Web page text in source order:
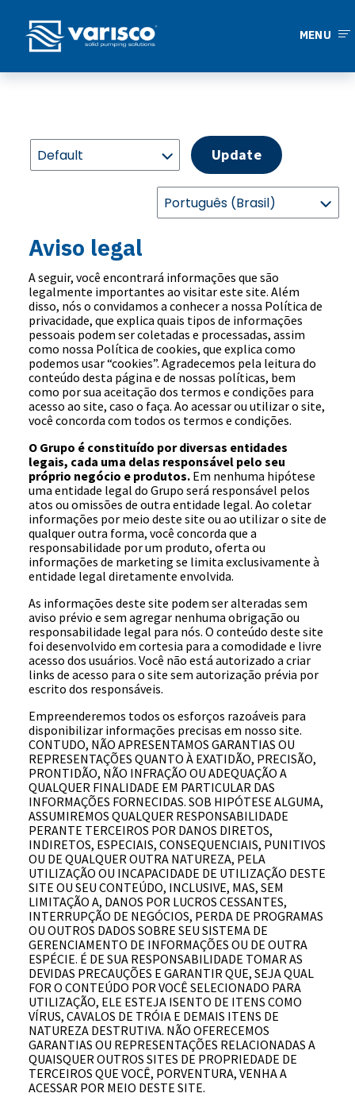
MENU
Update
Aviso legal
A seguir, você encontrará informações que são
legalmente importantes ao visitar este site. Além
disso, nós o convidamos a conhecer a nossa Política de
privacidade, que explica quais tipos de informações
pessoais podem ser coletadas e processadas, assim
como nossa Política de cookies, que explica como
podemos usar “cookies”. Agradecemos pela leitura do
conteúdo desta página e de nossas políticas, bem
como por sua aceitação dos termos e condições para
acesso ao site, caso o faça. Ao acessar ou utilizar o site,
você concorda com todos os termos e condições.
O Grupo é constituído por diversas entidades
legais, cada uma delas responsável pelo seu
próprio negócio e produtos. Em nenhuma hipótese
uma entidade legal do Grupo será responsável pelos
atos ou omissões de outra entidade legal. Ao coletar
informações por meio deste site ou ao utilizar o site de
qualquer outra forma, você concorda que a
responsabilidade por um produto, oferta ou
informações de marketing se limita exclusivamente à
entidade legal diretamente envolvida.
As informações deste site podem ser alteradas sem
aviso prévio e sem agregar nenhuma obrigação ou
responsabilidade legal para nós. O conteúdo deste site
foi desenvolvido em cortesia para a comodidade e livre
acesso dos usuários. Você não está autorizado a criar
links de acesso para o site sem autorização prévia por
escrito dos responsáveis.
Empreenderemos todos os esforços razoáveis para
disponibilizar informações precisas em nosso site.
CONTUDO, NÃO APRESENTAMOS GARANTIAS OU
REPRESENTAÇÕES QUANTO À EXATIDÃO, PRECISÃO,
PRONTIDÃO, NÃO INFRAÇÃO OU ADEQUAÇÃO A
QUALQUER FINALIDADE EM PARTICULAR DAS
INFORMAÇÕES FORNECIDAS. SOB HIPÓTESE ALGUMA,
ASSUMIREMOS QUALQUER RESPONSABILIDADE
PERANTE TERCEIROS POR DANOS DIRETOS,
INDIRETOS, ESPECIAIS, CONSEQUENCIAIS, PUNITIVOS
OU DE QUALQUER OUTRA NATUREZA, PELA
UTILIZAÇÃO OU INCAPACIDADE DE UTILIZAÇÃO DESTE
SITE OU SEU CONTEÚDO, INCLUSIVE, MAS, SEM
LIMITAÇÃO A, DANOS POR LUCROS CESSANTES,
INTERRUPÇÃO DE NEGÓCIOS, PERDA DE PROGRAMAS
OU OUTROS DADOS SOBRE SEU SISTEMA DE
GERENCIAMENTO DE INFORMAÇÕES OU DE OUTRA
ESPÉCIE. É DE SUA RESPONSABILIDADE TOMAR AS
DEVIDAS PRECAUÇÕES E GARANTIR QUE, SEJA QUAL
FOR O CONTEÚDO POR VOCÊ SELECIONADO PARA
UTILIZAÇÃO, ELE ESTEJA ISENTO DE ITENS COMO
VÍRUS, CAVALOS DE TRÓIA E DEMAIS ITENS DE
NATUREZA DESTRUTIVA. NÃO OFERECEMOS
GARANTIAS OU REPRESENTAÇÕES RELACIONADAS A
QUAISQUER OUTROS SITES DE PROPRIEDADE DE
TERCEIROS QUE VOCÊ, PORVENTURA, VENHA A
ACESSAR POR MEIO DESTE SITE.